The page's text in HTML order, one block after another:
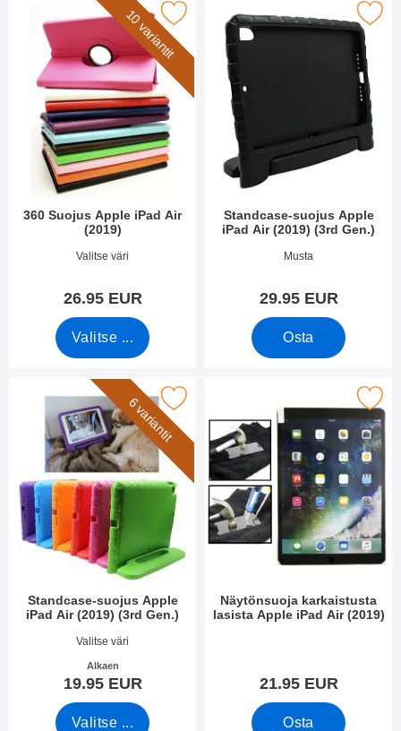
10 variantit
360 Suojus Apple iPad Air
(2019)
Tuote.nro 31092
Valitse väri
26.95 EUR
Valitse ...
Merkitse 360 Suojus Apple iPad Air (2019) suosikiksi
Standcase-suojus Apple
iPad Air (2019) (3rd Gen.)
Tuote.nro 39750
Musta
29.95 EUR
Osta
Merkitse standcase-suojus Apple iPad
6 variantit
Standcase-suojus Apple
iPad Air (2019) (3rd Gen.)
Tuote.nro 39748
Valitse väri
Alkaen
19.95 EUR
Valitse ...
standcase-suojus Apple iPad Air (2019) (3rd Gen.) suosikiksi
Näytönsuoja karkaistusta
lasista Apple iPad Air (2019)
21.95 EUR
Osta
Merkitse näytönsuoja karkaistusta